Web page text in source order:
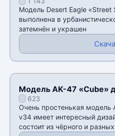
CSS v34
Модель Desert Eagle «Street
выполнена в
затемнён и украшен
Модель AK-47 «Cube»
623
Очень простенькая модель
v34 имеет интересный
состоит из чëрного и разных